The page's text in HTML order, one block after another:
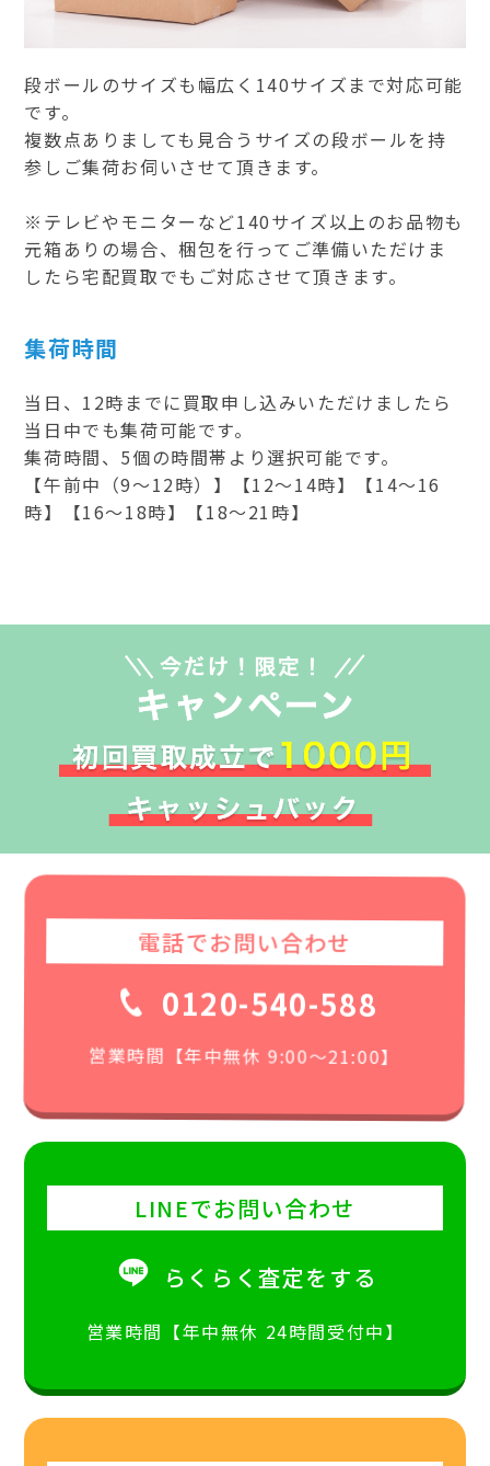
段ボールのサイズも幅広く140サイズまで対応可能
です。
複数点ありましても見合うサイズの段ボールを持
参しご集荷お伺いさせて頂きます。
※テレビやモニターなど140サイズ以上のお品物も
元箱ありの場合、梱包を行ってご準備いただけま
したら宅配買取でもご対応させて頂きます。
集荷時間
当日、12時までに買取申し込みいただけましたら
当日中でも集荷可能です。
集荷時間、5個の時間帯より選択可能です。
【午前中（9～12時）】【12～14時】【14～16
時】【16～18時】【18～21時】
電話でお問い合わせ
0120-540-588
営業時間【年中無休 9:00〜21:00】
LINEでお問い合わせ
らくらく査定をする
営業時間【年中無休 24時間受付中】